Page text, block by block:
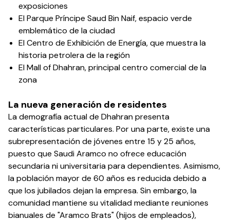
exposiciones
El Parque Príncipe Saud Bin Naif, espacio verde
emblemático de la ciudad
El Centro de Exhibición de Energía, que muestra la
historia petrolera de la región
El Mall of Dhahran, principal centro comercial de la
zona
La nueva generación de residentes
La demografía actual de Dhahran presenta
características particulares. Por una parte, existe una
subrepresentación de jóvenes entre 15 y 25 años,
puesto que Saudi Aramco no ofrece educación
secundaria ni universitaria para dependientes. Asimismo,
la población mayor de 60 años es reducida debido a
que los jubilados dejan la empresa. Sin embargo, la
comunidad mantiene su vitalidad mediante reuniones
bianuales de "Aramco Brats" (hijos de empleados),